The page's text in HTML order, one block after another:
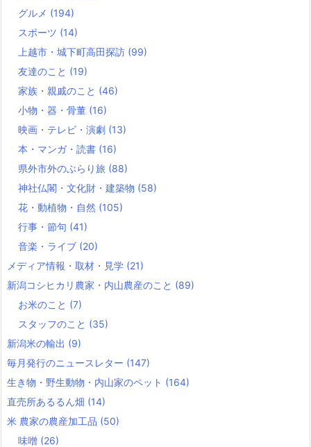
グルメ (194)
スポーツ (14)
上越市・城下町高田探訪 (99)
友達のこと (19)
家族・親戚のこと (46)
小物・器・骨董 (16)
映画・テレビ・演劇 (13)
本・マンガ・読書 (16)
県外市外のぶらり旅 (88)
神社仏閣・文化財・建築物 (58)
花・動植物・自然 (105)
行事・節句 (41)
音楽・ライブ (20)
メディア情報・取材・見学 (21)
新潟コシヒカリ農家・内山農産のこと (89)
お米のこと (7)
スタッフのこと (35)
新潟米の輸出 (9)
毎月発行のニュースレター (147)
生き物・野生動物・内山家のペット (164)
直売所あるるん畑 (14)
米 農家の農産加工品 (50)
味噌 (26)